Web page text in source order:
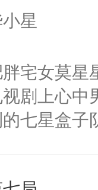
，帮助女主
血缘的弟弟
欢我，是
校霸学生
我也可以
。本文是万
星
胖宅女莫星
视剧上心中
七星盒子